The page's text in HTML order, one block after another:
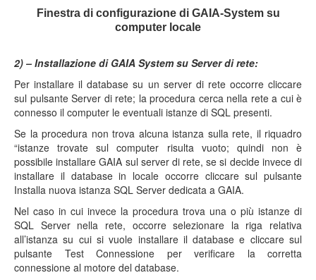
Finestra di configurazione di GAIA-System su
computer locale
2) – Installazione di GAIA System su Server di rete:
Per installare il database su un server di rete occorre cliccare
sul pulsante Server di rete; la procedura cerca nella rete a cui è
connesso il computer le eventuali istanze di SQL presenti.
Se la procedura non trova alcuna istanza sulla rete, il riquadro
“istanze trovate sul computer risulta vuoto; quindi non è
possibile installare GAIA sul server di rete, se si decide invece di
installare il database in locale occorre cliccare sul pulsante
Installa nuova istanza SQL Server dedicata a GAIA.
Nel caso in cui invece la procedura trova una o più istanze di
SQL Server nella rete, occorre selezionare la riga relativa
all’istanza su cui si vuole installare il database e cliccare sul
pulsante Test Connessione per verificare la corretta
connessione al motore del database.